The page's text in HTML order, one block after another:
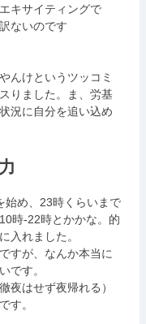
キサイティングで
ないのです
んけというツッコミ
りました。ま、労基
況に自分を追い込め
始め、23時くらいまで
時-22時とかかな。的
入れました。
すが、なんか本当に
です。
夜はせず夜帰れる）
す。